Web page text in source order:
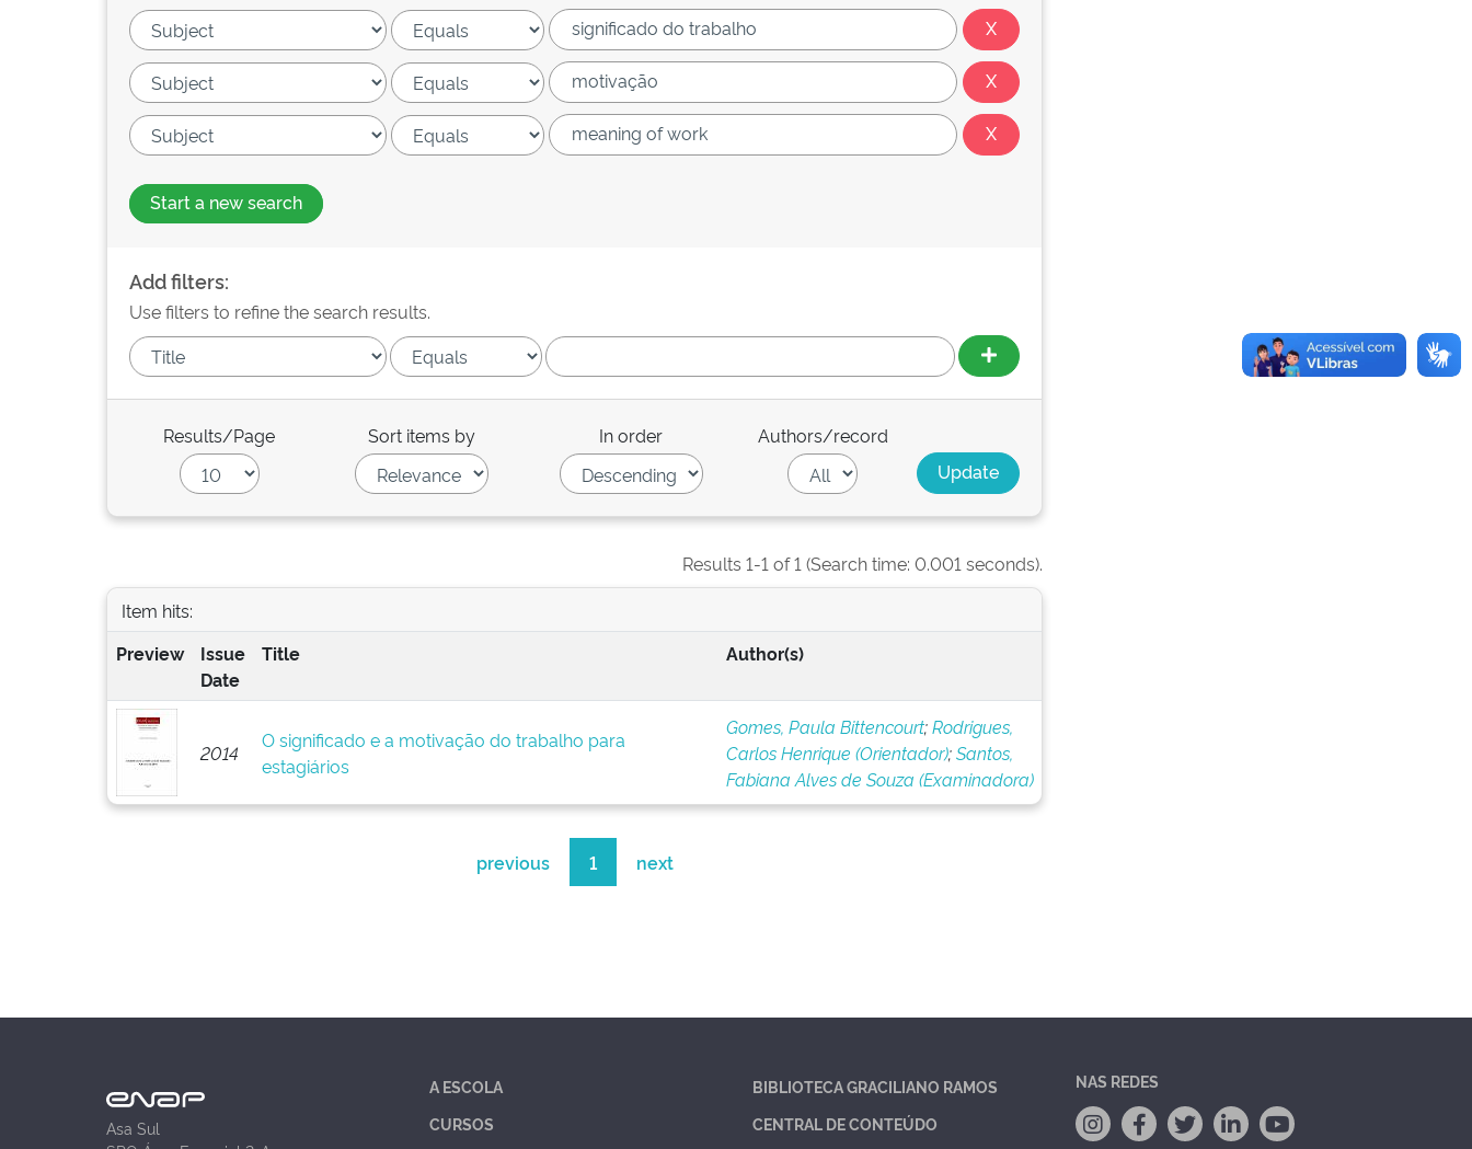
Start a new search
Add filters:
Use filters to refine the search results.
Results/Page Sort items by In order Authors/record
Results 1-1 of 1 (Search time: 0.001 seconds).
Item hits:
Preview
Issue
Date
Title Author(s)
2014
O significado e a motivação do trabalho para
estagiários
Gomes, Paula Bittencourt;Rodrigues,
Carlos Henrique (Orientador);Santos,
Fabiana Alves de Souza (Examinadora)
previous 1 next
Asa Sul
A ESCOLA
CURSOS
BIBLIOTECA GRACILIANO RAMOS
CENTRAL DE CONTEÚDO
NAS REDES